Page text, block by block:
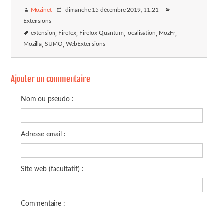
Mozinet dimanche 15 décembre 2019 , 11:21
Extensions
extension Firefox Firefox Quantum localisation MozFr
Mozilla SUMO WebExtensions
Ajouter un commentaire
Nom ou pseudo :
Adresse email :
Site web (facultatif) :
Commentaire :